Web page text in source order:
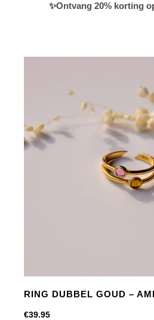
✨Ontvang 20% korting
RING DUBBEL GOUD –
€39.95